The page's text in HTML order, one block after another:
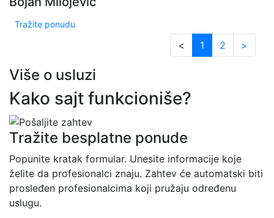
Tražite ponudu
< 1 2 >
Više o usluzi
Kako sajt funkcioniše?
Tražite besplatne ponude
Popunite kratak formular. Unesite informacije koje
želite da profesionalci znaju. Zahtev će automatski biti
prosleđen profesionalcima koji pružaju određenu
uslugu.